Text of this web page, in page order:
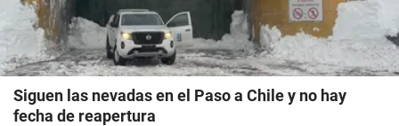
Siguen las nevadas en el Paso a Chile y no hay
fecha de reapertura